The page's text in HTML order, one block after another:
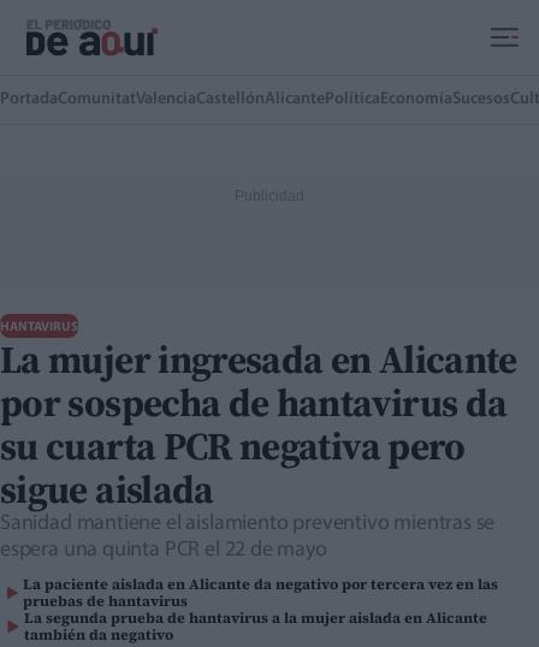
PortadaComunitatValenciaCastellónAlicante Política EconomíaSucesos
HANTAVIRUS
La mujer ingresada en Alicante
por sospecha de hantavirus da
su cuarta PCR negativa pero
sigue aislada
Sanidad mantiene el aislamiento preventivo mientras se
espera una quinta PCR el 22 de mayo
La paciente aislada en Alicante da negativo por tercera vez en las
pruebas de hantavirus
La segunda prueba de hantavirus a la mujer aislada en Alicante
también da negativo